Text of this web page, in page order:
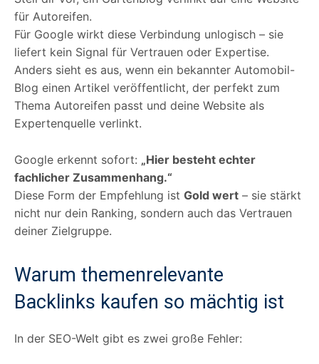
für Autoreifen.
Für Google wirkt diese Verbindung unlogisch – sie
liefert kein Signal für Vertrauen oder Expertise.
Anders sieht es aus, wenn ein bekannter Automobil-
Blog einen Artikel veröffentlicht, der perfekt zum
Thema Autoreifen passt und deine Website als
Expertenquelle verlinkt.
Google erkennt sofort: „Hier besteht echter
fachlicher Zusammenhang.“
Diese Form der Empfehlung ist Gold wert – sie stärkt
nicht nur dein Ranking, sondern auch das Vertrauen
deiner Zielgruppe.
Warum themenrelevante
Backlinks kaufen so mächtig ist
In der SEO-Welt gibt es zwei große Fehler: